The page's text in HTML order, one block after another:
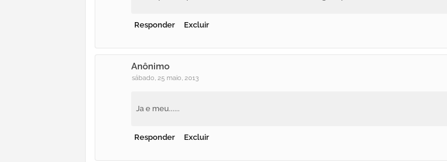
Responder Excluir
Anônimo
sábado, 25 maio, 2013
Ja e meu......
Responder Excluir